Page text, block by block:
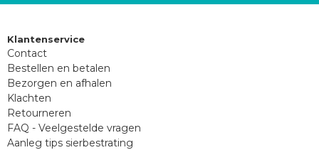
Klantenservice
Contact
Bestellen en betalen
Bezorgen en afhalen
Klachten
Retourneren
FAQ - Veelgestelde vragen
Aanleg tips sierbestrating